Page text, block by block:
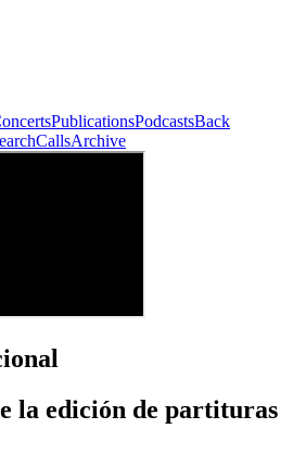
PublicationsPodcastsBack
CallsArchive
la edición de partituras